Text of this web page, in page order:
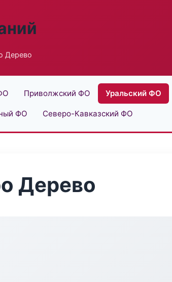
Дерево
Приволжский ФО Уральский ФО
ФО Северо-Кавказский ФО
Дерево